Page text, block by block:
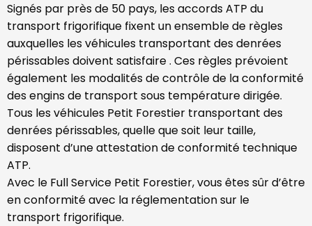
Signés par près de 50 pays, les accords ATP du
transport frigorifique fixent un ensemble de règles
auxquelles les véhicules transportant des denrées
périssables doivent satisfaire . Ces règles prévoient
également les modalités de contrôle de la conformité
des engins de transport sous température dirigée.
Tous les véhicules Petit Forestier transportant des
denrées périssables, quelle que soit leur taille,
disposent d’une attestation de conformité technique
ATP.
Avec le Full Service Petit Forestier, vous êtes sûr d’être
en conformité avec la réglementation sur le
transport frigorifique.